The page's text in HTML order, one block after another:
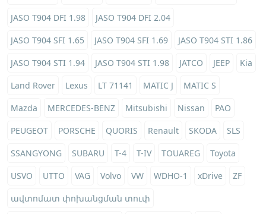
JASO T904 DFI 1.98
JASO T904 DFI 2.04
JASO T904 SFI 1.65
JASO T904 SFI 1.69
JASO T904 STI 1.86
JASO T904 STI 1.94
JASO T904 STI 1.98 JATCO JEEP
Kia
Land Rover
Lexus LT 71141 MATIC J
MATIC S
Mazda
MERCEDES-BENZ Mitsubishi Nissan
PAO
PEUGEOT
PORSCHE QUORIS Renault SKODA
SLS
SSANGYONG
SUBARU T-4 T-IV TOUAREG
Toyota
USVO
UTTO VAG Volvo VW WDHO-1 xDrive
ZF
ավտոմատ փոխանցման տուփ